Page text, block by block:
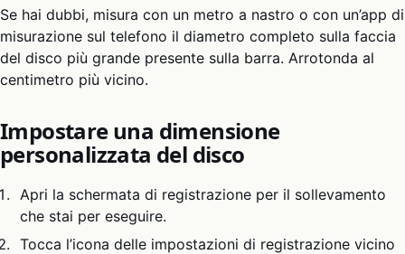
Se hai dubbi, misura con un metro a nastro o con un’app di
misurazione sul telefono il diametro completo sulla faccia
del disco più grande presente sulla barra. Arrotonda al
centimetro più vicino.
Impostare una dimensione
personalizzata del disco
Apri la schermata di registrazione per il sollevamento
che stai per eseguire.
Tocca l’icona delle impostazioni di registrazione vicino